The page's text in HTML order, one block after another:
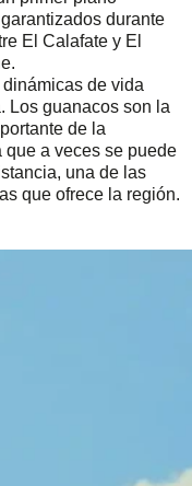
durante
El Calafate y El
de vida
Los guanacos son la
de la
que a veces se puede
una de las
que ofrece la región.